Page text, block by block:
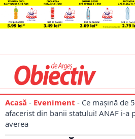
Acasă - Eveniment - Ce mașină de
afacerist din banii statului! ANAF i-a
averea